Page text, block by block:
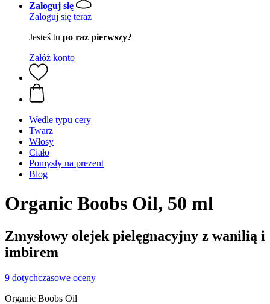
Zaloguj się
Zaloguj się teraz
Jesteś tu po raz pierwszy?
Załóż konto
Wedle typu cery
Twarz
Włosy
Ciało
Pomysły na prezent
Blog
Organic Boobs Oil, 50 ml
Zmysłowy olejek pielęgnacyjny z wanilią i
imbirem
9 dotychczasowe oceny
Organic Boobs Oil